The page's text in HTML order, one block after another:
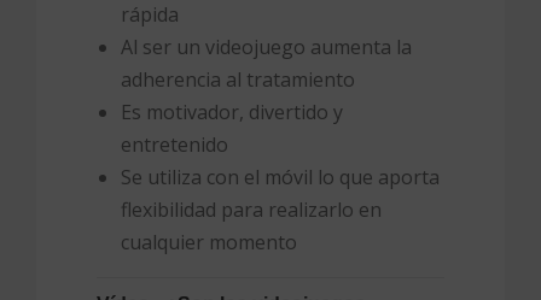
rápida
Al ser un videojuego aumenta la
adherencia al tratamiento
Es motivador, divertido y
entretenido
Se utiliza con el móvil lo que aporta
flexibilidad para realizarlo en
cualquier momento